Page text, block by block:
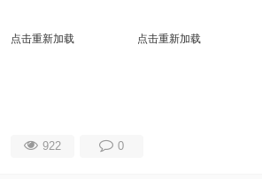
点击重新加载 点击重新加载
922 0